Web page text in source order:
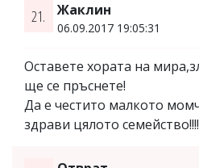
21. Жаклин
06.09.2017 19:05:31
Оставете хората на
ще се пръснете!
Да е честито малкото
здрави цялото